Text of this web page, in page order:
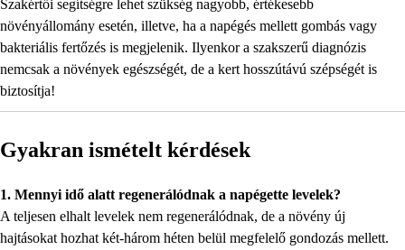
Szakértői segítségre lehet szükség nagyobb, értékesebb
növényállomány esetén, illetve, ha a napégés mellett gombás vagy
bakteriális fertőzés is megjelenik. Ilyenkor a szakszerű diagnózis
nemcsak a növények egészségét, de a kert hosszútávú szépségét is
biztosítja!
Gyakran ismételt kérdések
1. Mennyi idő alatt regenerálódnak a napégette levelek?
A teljesen elhalt levelek nem regenerálódnak, de a növény új
hajtásokat hozhat két-három héten belül megfelelő gondozás mellett.